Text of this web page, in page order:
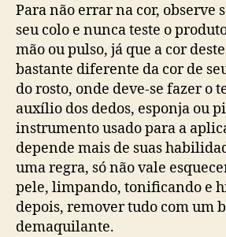
Para não errar na cor, observe
seu colo e nunca teste o
mão ou pulso, já que a cor
bastante diferente da cor de
do rosto, onde deve-se fazer o
auxílio dos dedos, esponja ou
instrumento usado para a
depende mais de suas
uma regra, só não vale
pele, limpando, tonificando e
depois, remover tudo com um
demaquilante.